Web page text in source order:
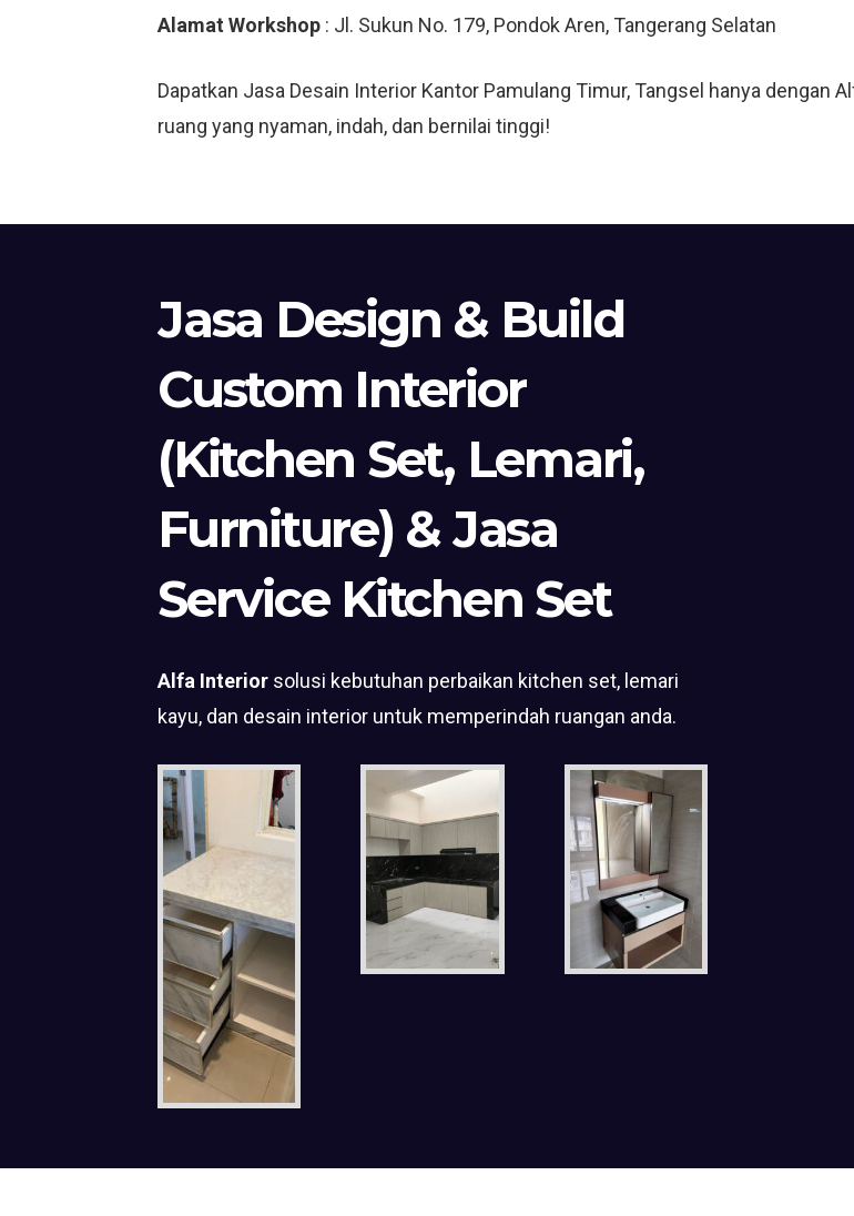
Alamat Workshop : Jl. Sukun No. 179, Pondok Aren, Tangerang Selatan
Dapatkan Jasa Desain Interior Kantor Pamulang Timur, Tangsel hanya dengan
ruang yang nyaman, indah, dan bernilai tinggi!
Jasa Design & Build
Custom Interior
(Kitchen Set, Lemari,
Furniture) & Jasa
Service Kitchen Set
Alfa Interior solusi kebutuhan perbaikan kitchen set, lemari
kayu, dan desain interior untuk memperindah ruangan anda.